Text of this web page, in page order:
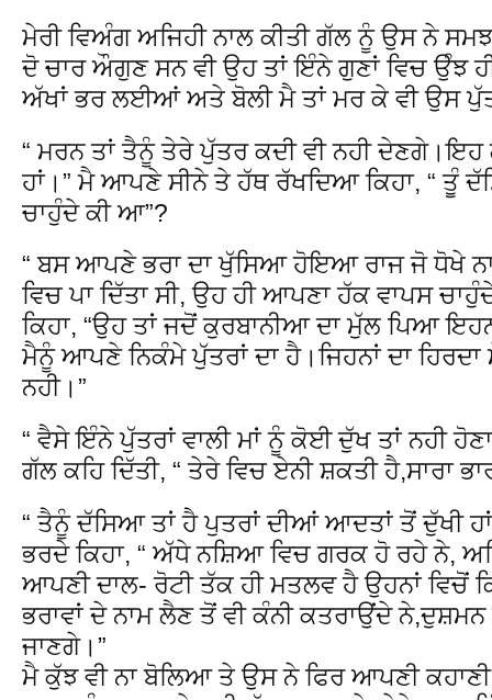
ਮੇਰੀ ਵਿਅੰਗ ਅਜਿਹੀ ਨਾਲ ਕੀਤੀ ਗੱਲ ਨੂੰ ਉਸ ਨੇ
ਦੋ ਚਾਰ ਔਗੁਣ ਸਨ ਵੀ ਉਹ ਤਾਂ ਇੰਨੇ ਗੁਣਾਂ ਵਿਚ ਉੰਝ
ਅੱਖਾਂ ਭਰ ਲਈਆਂ ਅਤੇ ਬੋਲੀ ਮੈ ਤਾਂ ਮਰ ਕੇ ਵੀ ਉਸ
“ ਮਰਨ ਤਾਂ ਤੈਨੂੰ ਤੇਰੇ ਪੁੱਤਰ ਕਦੀ ਵੀ ਨਹੀ ਦੇਣਗੇ।ਇਹ
ਹਾਂ।” ਮੈ ਆਪਣੇ ਸੀਨੇ ਤੇ ਹੱਥ ਰੱਖਦਿਆ ਕਿਹਾ, “ ਤੂੰ
ਚਾਹੁੰਦੇ ਕੀ ਆ”?
“ ਬਸ ਆਪਣੇ ਭਰਾ ਦਾ ਖੁੱਸਿਆ ਹੋਇਆ ਰਾਜ ਜੋ ਧੋਖੇ
ਵਿਚ ਪਾ ਦਿੱਤਾ ਸੀ, ਉਹ ਹੀ ਆਪਣਾ ਹੱਕ ਵਾਪਸ
ਕਿਹਾ, “ਉਹ ਤਾਂ ਜਦੋਂ ਕੁਰਬਾਨੀਆ ਦਾ ਮੁੱਲ ਪਿਆ
ਮੈਨੂੰ ਆਪਣੇ ਨਿਕੰਮੇ ਪੁੱਤਰਾਂ ਦਾ ਹੈ।ਜਿਹਨਾਂ ਦਾ ਹਿਰਦਾ
ਨਹੀ।”
“ ਵੈਸੇ ਇੰਨੇ ਪੁੱਤਰਾਂ ਵਾਲੀ ਮਾਂ ਨੂੰ ਕੋਈ ਦੁੱਖ ਤਾਂ ਨਹੀ
ਗੱਲ ਕਹਿ ਦਿੱਤੀ, “ ਤੇਰੇ ਵਿਚ ਏਨੀ ਸ਼ਕਤੀ ਹੈ,ਸਾਰਾ
“ ਤੈਨੂੰ ਦੱਸਿਆ ਤਾਂ ਹੈ ਪੁਤਰਾਂ ਦੀਆਂ ਆਦਤਾਂ ਤੋਂ ਦੁੱਖੀ
ਭਰਦੇ ਕਿਹਾ, “ ਅੱਧੇ ਨਸ਼ਿਆ ਵਿਚ ਗਰਕ ਹੋ ਰਹੇ ਨੇ,
ਆਪਣੀ ਦਾਲ- ਰੋਟੀ ਤੱਕ ਹੀ ਮਤਲਵ ਹੈ ਉਹਨਾਂ
ਭਰਾਵਾਂ ਦੇ ਨਾਮ ਲੈਣ ਤੋਂ ਵੀ ਕੰਨੀ ਕਤਰਾਉਂਦੇ ਨੇ,ਦੁਸ਼ਮਨ
ਜਾਣਗੇ।”
ਮੈ ਕੁੱਝ ਵੀ ਨਾ ਬੋਲਿਆ ਤੇ ਉਸ ਨੇ ਫਿਰ ਆਪਣੀ